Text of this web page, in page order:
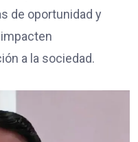
de oportunidad y
a la sociedad.